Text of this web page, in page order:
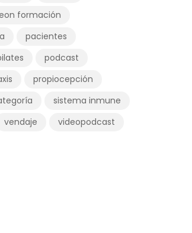
formación
pacientes
podcast
propiocepción
sistema inmune
vendaje
videopodcast